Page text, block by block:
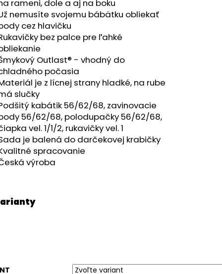
rameni, dole a aj na boku
nemusíte svojemu bábätku obliekať
cez hlavičku
bez palce pre ľahké
Outlast® - vhodný do
počasia
je z lícnej strany hladké, na rube
slučky
kabátik 56/62/68, zavinovacie
56/62/68, polodupačky 56/62/68,
vel. 1/1/2, rukavičky vel. 1
je balená do darčekovej krabičky
spracovanie
výroba